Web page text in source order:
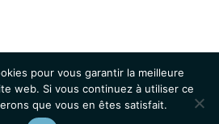
pour vous garantir la meilleure
web. Si vous continuez à utiliser ce
que vous en êtes satisfait.